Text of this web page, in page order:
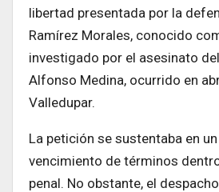
libertad presentada por la
Ramírez Morales, conocido
investigado por el asesinato
Alfonso Medina, ocurrido en
Valledupar.
La petición se sustentaba en
vencimiento de términos
penal. No obstante, el